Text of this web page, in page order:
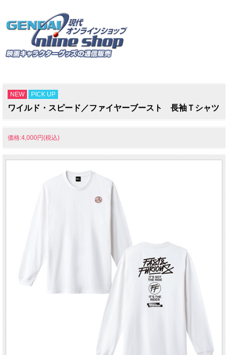
NEW PICK UP
ワイルド・スピード／ファイヤーブースト 長袖Ｔシャツ
価格:4,000円(税込)